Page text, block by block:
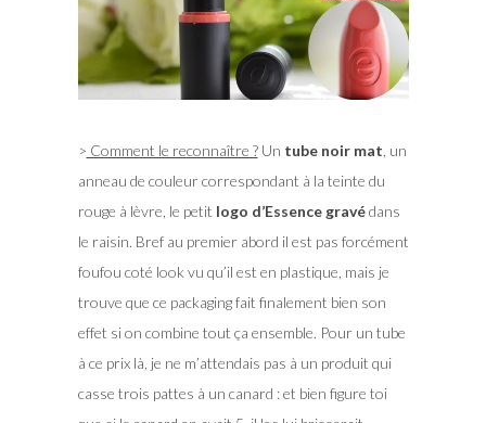
> Comment le reconnaître ?Un tube noir mat , un
anneau de couleur correspondant à la teinte du
rouge à lèvre, le petit logo d’Essence gravédans
le raisin. Bref au premier abord il est pas forcément
foufou coté look vu qu’il est en plastique, mais je
trouve que ce packaging fait finalement bien son
effet si on combine tout ça ensemble. Pour un tube
à ce prix là, je ne m’attendais pas à un produit qui
casse trois pattes à un canard : et bien figure toi